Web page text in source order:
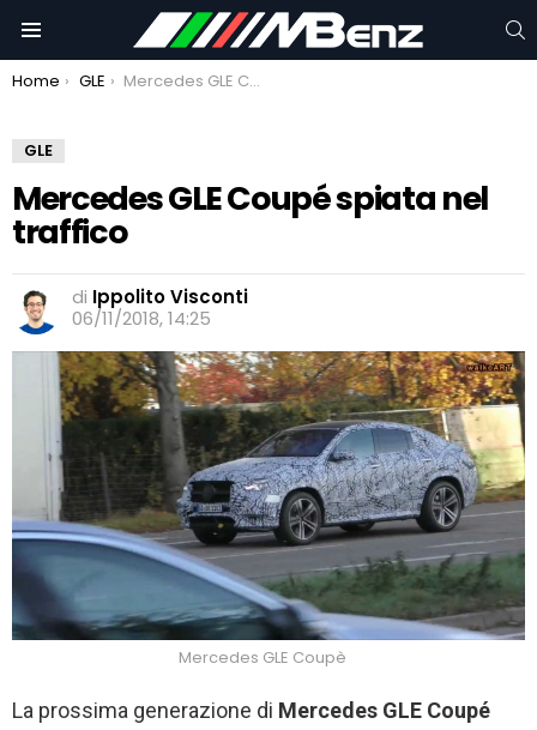
You are here:
Home GLE Mercedes GLE Coupé spiata nel traffico
GLE
Mercedes GLE Coupé spiata nel
traffico
di Ippolito Visconti
06/11/2018, 14:25
Mercedes GLE Coupè
La prossima generazione di Mercedes GLE Coupé